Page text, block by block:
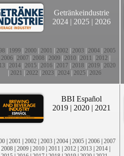
Getränkeindustrie
2024 | 2025 | 2026
1999 2000 2001 2002 2003 2004 2005
2006 2007 2008 2009 2010 2011 2012
2014 2015 2016 2017 2018 2019 2020
2021 2022 2023| 2024| 2025| 2026
BBI Español
2019 | 2020 | 2021
| 2001 | 2002 | 2003 | 2004 | 2005 | 2006 | 2007
2008 | 2009 | 2010 | 2011 | 2012 | 2013 | 2014 |